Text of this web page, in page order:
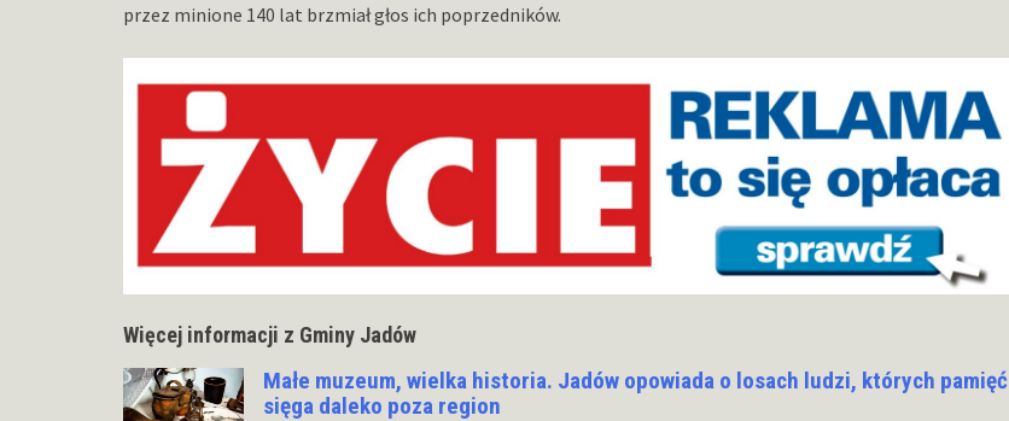
przez minione 140 lat brzmiał głos ich poprzedników.
Więcej informacji z Gminy Jadów
Małe muzeum, wielka historia. Jadów opowiada o losach ludzi, których pamięć
sięga daleko poza region